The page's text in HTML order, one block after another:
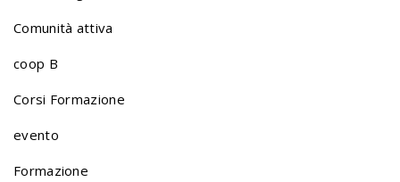
f
o
Comunità attiva
coop B
Corsi Formazione
evento
Formazione